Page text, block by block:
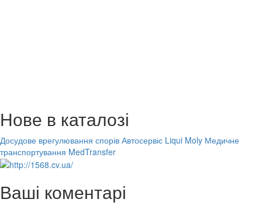
Нове в каталозі
Досудове врегулювання спорів Автосервіс Liqui Moly Медичне
транспортування MedTransfer
Ваші коментарі